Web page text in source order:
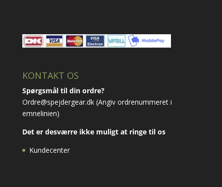
KONTAKT OS
Spørgsmål til din ordre?
Ordre@spejdergear.dk(Angiv ordrenummeret i
emnelinien)
Det er desværre ikke muligt at ringe til os
Kundecenter